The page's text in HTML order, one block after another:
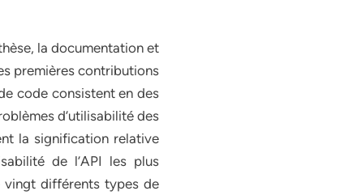
la documentation et
premières contributions
code consistent en des
d’utilisabilité des
la signification relative
de l’API les plus
vingt différents types de